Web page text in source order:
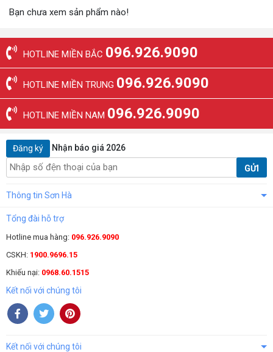
Bạn chưa xem sản phẩm nào!
HOTLINE MIỀN BẮC 096.926.9090
HOTLINE MIỀN TRUNG 096.926.9090
HOTLINE MIỀN NAM 096.926.9090
Đăng ký Nhận báo giá 2026
GỬI
Thông tin Sơn Hà
Tổng đài hỗ trợ
Hotline mua hàng: 096.926.9090
CSKH: 1900.9696.15
Khiếu nại: 0968.60.1515
Kết nối với chúng tôi
Kết nối với chúng tôi